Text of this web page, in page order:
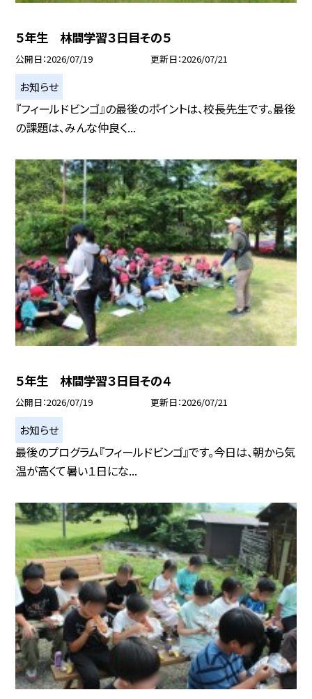
５年生 林間学習３日目その５
公開日 2026/07/19 更新日 2026/07/21
お知らせ
『フィールドビンゴ』の最後のポイントは、校長先生です。最後
の課題は、みんな仲良く...
５年生 林間学習３日目その４
公開日 2026/07/19 更新日 2026/07/21
お知らせ
最後のプログラム『フィールドビンゴ』です。今日は、朝から気
温が高くて暑い１日にな...